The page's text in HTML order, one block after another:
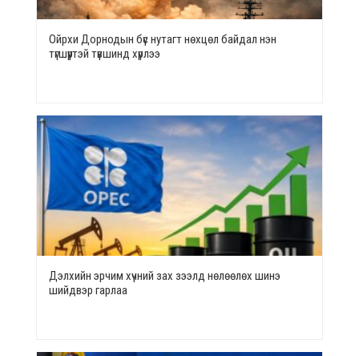
Ойрхи Дорнодын бүс нутагт нөхцөл байдал нэн
түгшүүртэй түвшинд хүрлээ
Дэлхийн эрчим хүчний зах зээлд нөлөөлөх шинэ
шийдвэр гарлаа